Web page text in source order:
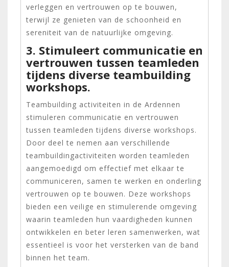
verleggen en vertrouwen op te bouwen,
terwijl ze genieten van de schoonheid en
sereniteit van de natuurlijke omgeving.
3. Stimuleert communicatie en
vertrouwen tussen teamleden
tijdens diverse teambuilding
workshops.
Teambuilding activiteiten in de Ardennen
stimuleren communicatie en vertrouwen
tussen teamleden tijdens diverse workshops.
Door deel te nemen aan verschillende
teambuildingactiviteiten worden teamleden
aangemoedigd om effectief met elkaar te
communiceren, samen te werken en onderling
vertrouwen op te bouwen. Deze workshops
bieden een veilige en stimulerende omgeving
waarin teamleden hun vaardigheden kunnen
ontwikkelen en beter leren samenwerken, wat
essentieel is voor het versterken van de band
binnen het team.